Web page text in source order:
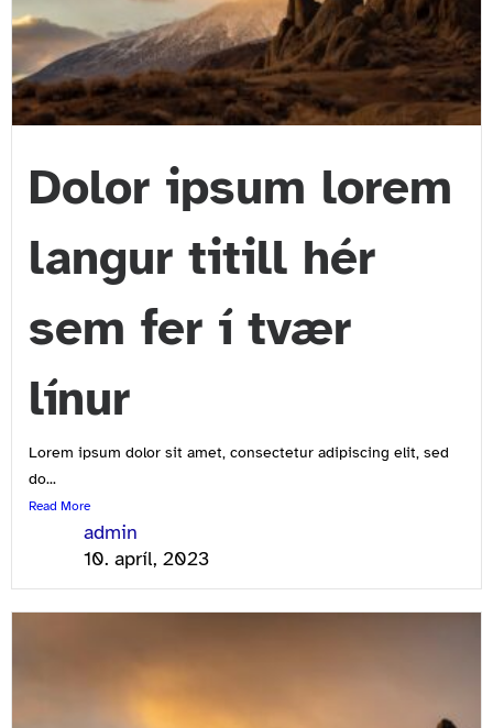
Dolor ipsum lorem
langur titill hér
sem fer í tvær
línur
Lorem ipsum dolor sit amet, consectetur adipiscing elit, sed
do...
Read More
admin
10. apríl, 2023